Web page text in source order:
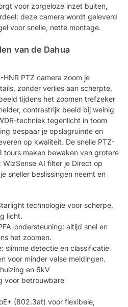
voor zorgeloze inzet buiten,
deze camera wordt geleverd
voor snelle, nette montage.
van de Dahua
PTZ camera zoom je
zonder verlies aan scherpte.
tijdens het zoomen trefzeker
contrastrijk beeld bij weinig
techniek tegenlicht in toom
bespaar je opslagruimte en
op kwaliteit. De snelle PTZ-
tours maken bewaken van grotere
AI filter je Direct op
sneller beslissingen neemt en
technologie voor scherpe,
licht.
ondersteuning: altijd snel en
het zoomen.
slimme detectie en classificatie
voor minder valse meldingen.
en 6kV
voor betrouwbare
(802.3at) voor flexibele,